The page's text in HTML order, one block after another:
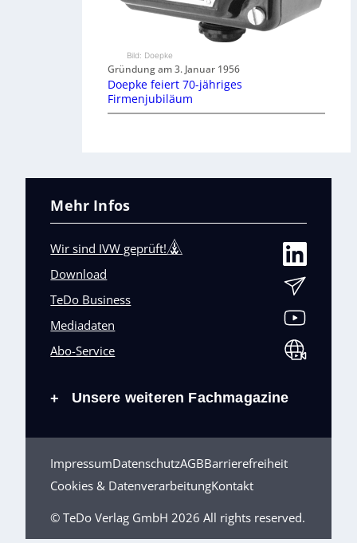
Bild: Doepke
Gründung am 3. Januar 1956
Doepke feiert 70-jähriges
Firmenjubiläum
Mehr Infos
Wir sind IVW geprüft!
Download
TeDo Business
Mediadaten
Abo-Service
+ Unsere weiteren Fachmagazine
ImpressumDatenschutzAGBBarrierefreiheit
Cookies & DatenverarbeitungKontakt
© TeDo Verlag GmbH 2026 All rights reserved.